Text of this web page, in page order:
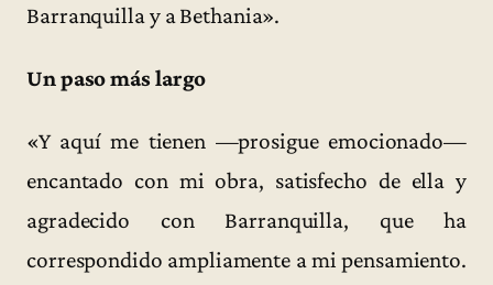
Barranquilla y a Bethania».
Un paso más largo
«Y aquí me tienen —prosigue emocionado—
encantado con mi obra, satisfecho de ella y
agradecido con Barranquilla, que ha
correspondido ampliamente a mi pensamiento.